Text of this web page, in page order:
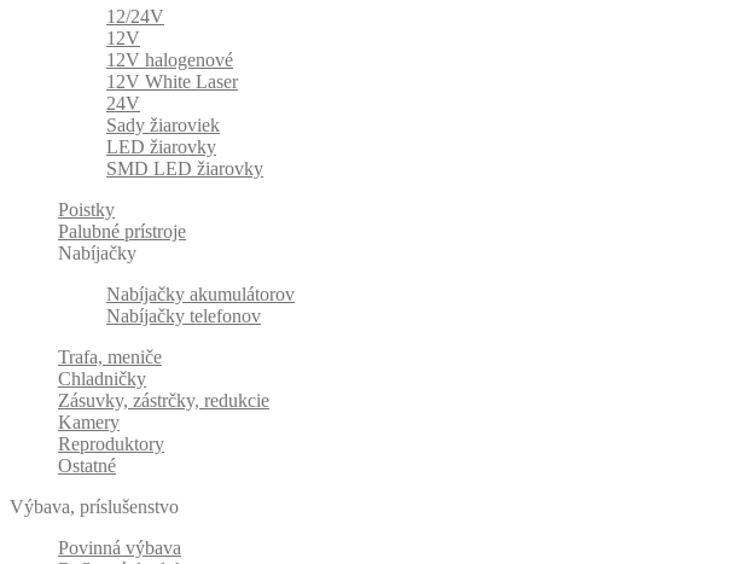
12/24V
12V
12V halogenové
12V White Laser
24V
Sady žiaroviek
LED žiarovky
SMD LED žiarovky
Poistky
Palubné prístroje
Nabíjačky
Nabíjačky akumulátorov
Nabíjačky telefonov
Trafa, meniče
Chladničky
Zásuvky, zástrčky, redukcie
Kamery
Reproduktory
Ostatné
Výbava, príslušenstvo
Povinná výbava